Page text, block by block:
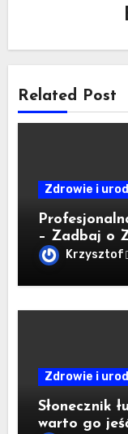
Related Post
Zdrowie i
– Zadbaj o
Krzysztof
Zdrowie i
Słonecznik
warto go